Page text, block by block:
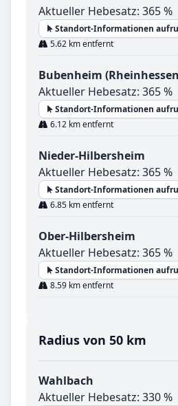
Aktueller Hebesatz: 365 %
Standort-Informationen
5.62 km entfernt
Bubenheim
Aktueller Hebesatz: 365 %
Standort-Informationen
6.12 km entfernt
Nieder-Hilbersheim
Aktueller Hebesatz: 365 %
Standort-Informationen
6.85 km entfernt
Ober-Hilbersheim
Aktueller Hebesatz: 365 %
Standort-Informationen
8.59 km entfernt
Radius von 50 km
Wahlbach
Aktueller Hebesatz: 330 %